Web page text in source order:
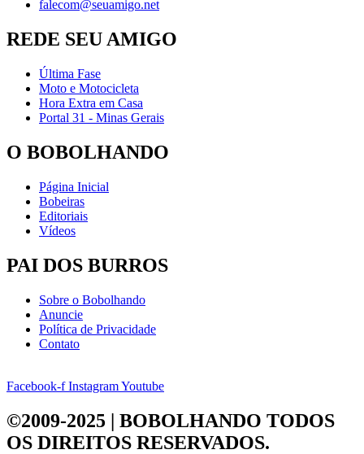
falecom@seuamigo.net
REDE SEU AMIGO
Última Fase
Moto e Motocicleta
Hora Extra em Casa
Portal 31 - Minas Gerais
O BOBOLHANDO
Página Inicial
Bobeiras
Editoriais
Vídeos
PAI DOS BURROS
Sobre o Bobolhando
Anuncie
Política de Privacidade
Contato
Facebook-f InstagramYoutube
©2009-2025 | BOBOLHANDO TODOS
OS DIREITOS RESERVADOS.